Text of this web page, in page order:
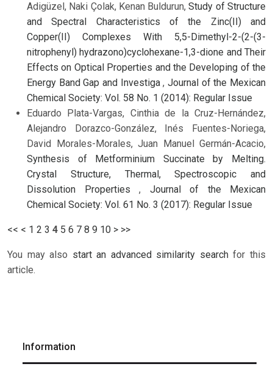
Adigüzel, Naki Çolak, Kenan Buldurun,Study of Structure
and Spectral Characteristics of the Zinc(II) and
Copper(II) Complexes With 5,5-Dimethyl-2-(2-(3-
nitrophenyl) hydrazono)cyclohexane-1,3-dione and Their
Effects on Optical Properties and the Developing of the
Energy Band Gap and Investiga,Journal of the Mexican
Chemical Society: Vol. 58 No. 1 (2014): Regular Issue
Eduardo Plata-Vargas, Cinthia de la Cruz-Hernández,
Alejandro Dorazco-González, Inés Fuentes-Noriega,
David Morales-Morales, Juan Manuel Germán-Acacio,
Synthesis of Metforminium Succinate by Melting.
Crystal Structure, Thermal, Spectroscopic and
Dissolution Properties , Journal of the Mexican
Chemical Society: Vol. 61 No. 3 (2017): Regular Issue
<< < 1 2 3 4 5 6 7 8 9 10 > >>
You may also start an advanced similarity searchfor this
article.
Information